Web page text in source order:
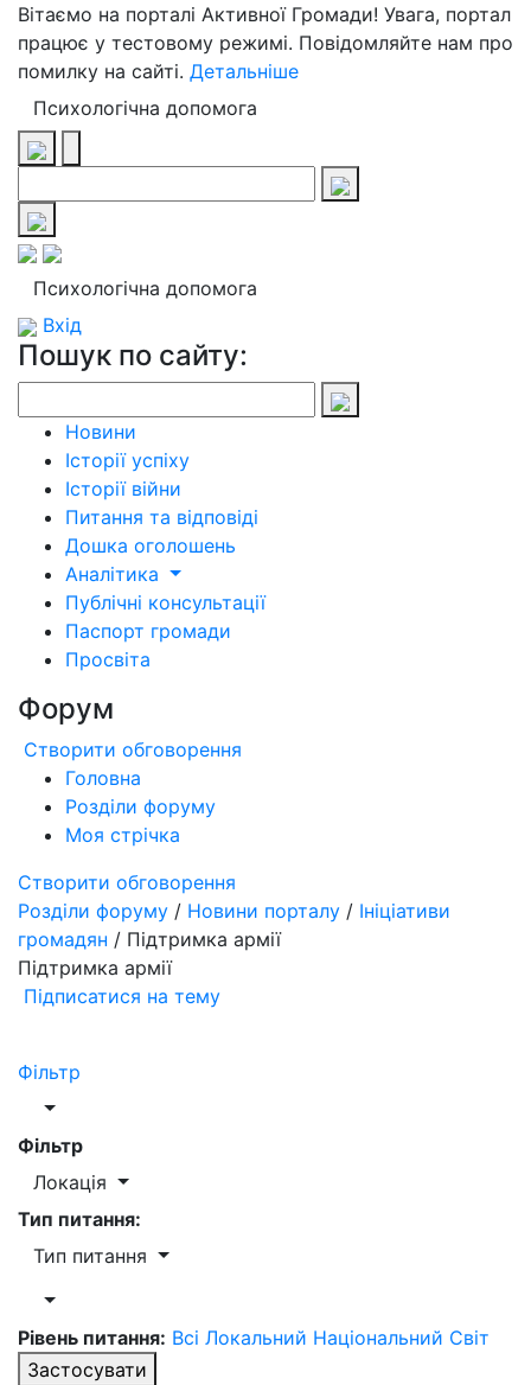
Вітаємо на порталі Активної Громади! Увага, портал
працює у тестовому режимі. Повідомляйте нам про
помилку на сайті. Детальніше
Психологічна допомога
Психологічна допомога
Вхід
Пошук по сайту:
Новини
Історії успіху
Історії війни
Питання та відповіді
Дошка оголошень
Аналітика
Публічні консультації
Паспорт громади
Просвіта
Форум
Створити обговорення
Головна
Розділи форуму
Моя стрічка
Створити обговорення
Розділи форуму / Новини порталу / Ініціативи
громадян / Підтримка армії
Підтримка армії
Підписатися на тему
Фільтр
Фільтр
Локація
Тип питання:
Тип питання
Рівень питання: Всі Локальний Національний Світ
Застосувати